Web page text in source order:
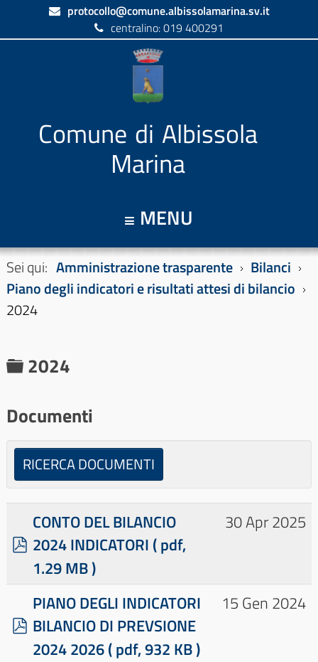
protocollo@comune.albissolamarina.sv.it
centralino: 019 400291
Comune di Albissola
Marina
MENU
Sei qui: Amministrazione trasparente
Bilanci
Piano degli indicatori e risultati attesi di bilancio
2024
C
r
e
l
l
2024
Documenti
RICERCA DOCUMENTI
×
- - - 2024
p
d
f
CONTO DEL BILANCIO
2024 INDICATORI ( pdf,
1.29 MB )
30 Apr 2025
p
d
PIANO DEGLI INDICATORI
BILANCIO DI PREVSIONE
2024 2026( pdf, 932 KB )
15 Gen 2024